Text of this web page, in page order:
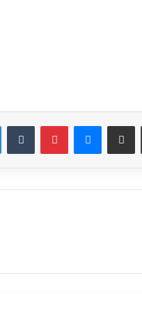
LinkedInTumblr Pinterest